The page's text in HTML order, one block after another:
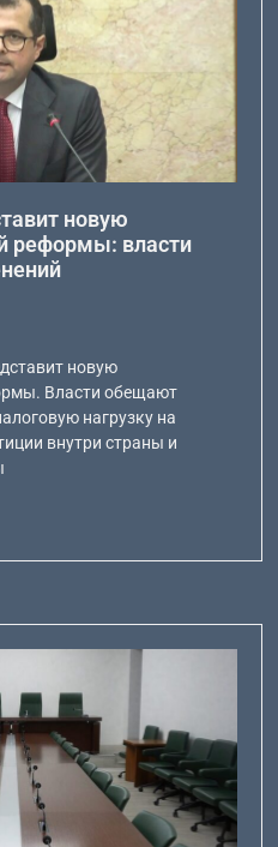
новую
реформы: власти
новую
Власти обещают
нагрузку на
внутри страны и